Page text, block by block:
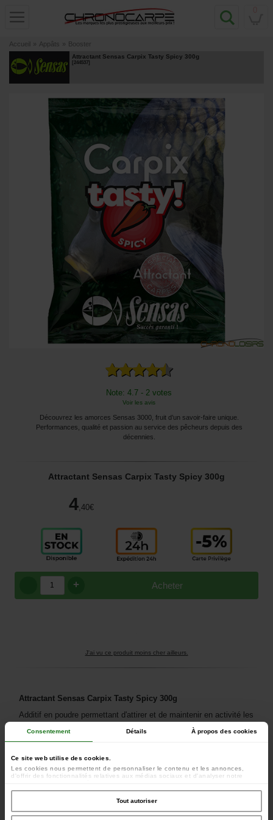
Consentement Détails À propos des cookies
Ce site web utilise des cookies.
Les cookies nous permettent de personnaliser le contenu et les annonces,
d'offrir des fonctionnalités relatives aux médias sociaux et d'analyser notre
avec nos partenaires de médias sociaux, de publicité et d'analyse, qui peuvent
combiner celles-ci avec d'autres informations que vous leur avez fournies ou
qu'ils ont collectées lors de votre utilisation de leurs services.
Tout autoriser
Accueil » Appâts » Booster
Attractant Sensas Carpix Tasty Spicy 300g
[244537]
Note: 4.7 - 2 votes
Voir les avis
Découvrez les amorces Sensas 3000, fruit d’un savoir-faire unique.
Performances, qualité et passion au service des pêcheurs depuis des
décennies.
Attractant Sensas Carpix Tasty Spicy 300g
4,40€
Acheter
+
J'ai vu ce produit moins cher ailleurs.
Attractant Sensas Carpix Tasty Spicy 300g
Additif en poudre permettant d'attirer et de maintenir en activité les
Poids (g) : 300
Ce produit fait partie des catégories suivantes:
Les produits liés à cet article :